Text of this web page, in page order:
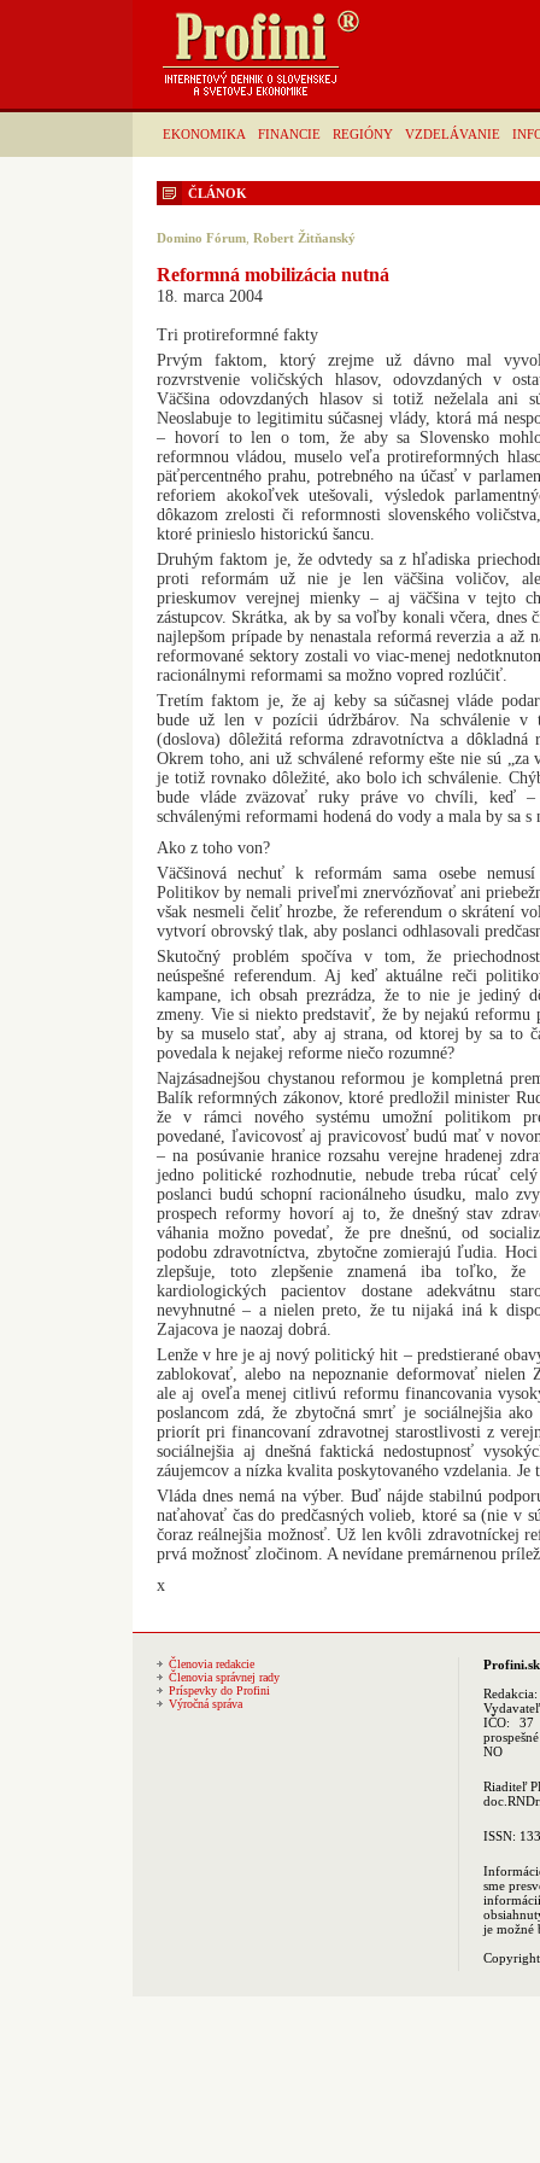
EKONOMIKA FINANCIE REGIÓNY VZDELÁVANIE
ČLÁNOK
Domino Fórum Robert Žitňanský
Reformná mobilizácia nutná
18. marca 2004
Tri protireformné fakty
Prvým faktom, ktorý zrejme už dávno mal
rozvrstvenie voličských hlasov, odovzdaných v
Väčšina odovzdaných hlasov si totiž neželala ani
Neoslabuje to legitimitu súčasnej vlády, ktorá má
– hovorí to len o tom, že aby sa Slovensko
reformnou vládou, muselo veľa protireformných
päťpercentného prahu, potrebného na účasť v
reforiem akokoľvek utešovali, výsledok
dôkazom zrelosti či reformnosti slovenského
ktoré prinieslo historickú šancu.
Druhým faktom je, že odvtedy sa z hľadiska
proti reformám už nie je len väčšina voličov,
prieskumov verejnej mienky – aj väčšina v tejto
zástupcov. Skrátka, ak by sa voľby konali včera,
najlepšom prípade by nenastala reformá reverzia a až
reformované sektory zostali vo viac-menej
racionálnymi reformami sa možno vopred rozlúčiť.
Tretím faktom je, že aj keby sa súčasnej vláde
bude už len v pozícii údržbárov. Na schválenie v
(doslova) dôležitá reforma zdravotníctva a dôkladná
Okrem toho, ani už schválené reformy ešte nie sú „za
je totiž rovnako dôležité, ako bolo ich schválenie.
bude vláde zväzovať ruky práve vo chvíli, keď –
schválenými reformami hodená do vody a mala by sa
Ako z toho von?
Väčšinová nechuť k reformám sama osebe
Politikov by nemali priveľmi znervózňovať ani
však nesmeli čeliť hrozbe, že referendum o skrátení
vytvorí obrovský tlak, aby poslanci odhlasovali
Skutočný problém spočíva v tom, že
neúspešné referendum. Aj keď aktuálne reči
kampane, ich obsah prezrádza, že to nie je jediný
zmeny. Vie si niekto predstaviť, že by nejakú reformu
by sa muselo stať, aby aj strana, od ktorej by sa to
povedala k nejakej reforme niečo rozumné?
Najzásadnejšou chystanou reformou je kompletná
Balík reformných zákonov, ktoré predložil minister
že v rámci nového systému umožní politikom
povedané, ľavicovosť aj pravicovosť budú mať v
– na posúvanie hranice rozsahu verejne hradenej
jedno politické rozhodnutie, nebude treba rúcať
poslanci budú schopní racionálneho úsudku, malo
prospech reformy hovorí aj to, že dnešný stav
váhania možno povedať, že pre dnešnú, od
podobu zdravotníctva, zbytočne zomierajú ľudia.
zlepšuje, toto zlepšenie znamená iba toľko,
kardiologických pacientov dostane adekvátnu
nevyhnutné – a nielen preto, že tu nijaká iná k
Zajacova je naozaj dobrá.
Lenže v hre je aj nový politický hit – predstierané
zablokovať, alebo na nepoznanie deformovať nielen
ale aj oveľa menej citlivú reformu financovania
poslancom zdá, že zbytočná smrť je sociálnejšia ako
priorít pri financovaní zdravotnej starostlivosti z
sociálnejšia aj dnešná faktická nedostupnosť
záujemcov a nízka kvalita poskytovaného vzdelania.
Vláda dnes nemá na výber. Buď nájde stabilnú
naťahovať čas do predčasných volieb, ktoré sa (nie v
čoraz reálnejšia možnosť. Už len kvôli zdravotníckej
prvá možnosť zločinom. A nevídane premárnenou
x
Členovia redakcie
Členovia správnej rady
Príspevky do Profini
Výročná správa
Profini.sk
Redakcia:
IČO: 37
NO
Riaditeľ
ISSN:
sme
je možné